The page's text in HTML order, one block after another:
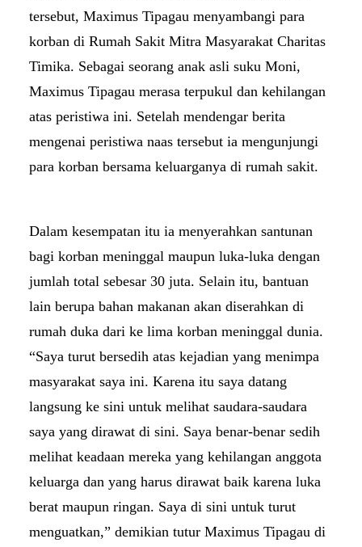
tersebut, Maximus Tipagau menyambangi para
korban di Rumah Sakit Mitra Masyarakat Charitas
Timika. Sebagai seorang anak asli suku Moni,
Maximus Tipagau merasa terpukul dan kehilangan
atas peristiwa ini. Setelah mendengar berita
mengenai peristiwa naas tersebut ia mengunjungi
para korban bersama keluarganya di rumah sakit.
Dalam kesempatan itu ia menyerahkan santunan
bagi korban meninggal maupun luka-luka dengan
jumlah total sebesar 30 juta. Selain itu, bantuan
lain berupa bahan makanan akan diserahkan di
rumah duka dari ke lima korban meninggal dunia.
“Saya turut bersedih atas kejadian yang menimpa
masyarakat saya ini. Karena itu saya datang
langsung ke sini untuk melihat saudara-saudara
saya yang dirawat di sini. Saya benar-benar sedih
melihat keadaan mereka yang kehilangan anggota
keluarga dan yang harus dirawat baik karena luka
berat maupun ringan. Saya di sini untuk turut
menguatkan,” demikian tutur Maximus Tipagau di